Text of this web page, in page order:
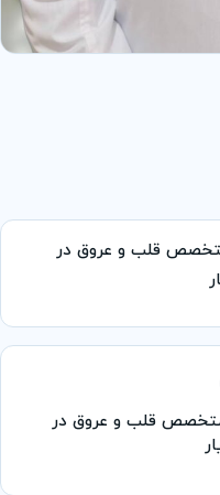
متخصص قلب و عروق در
متخصص قلب و عروق در